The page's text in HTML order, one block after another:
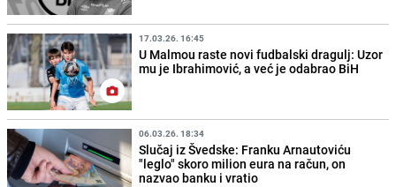
17.03.26. 16:45
U Malmou raste novi fudbalski dragulj: Uzor
mu je Ibrahimović, a već je odabrao BiH
06.03.26. 18:34
Slučaj iz Švedske: Franku Arnautoviću
"leglo" skoro milion eura na račun, on
nazvao banku i vratio